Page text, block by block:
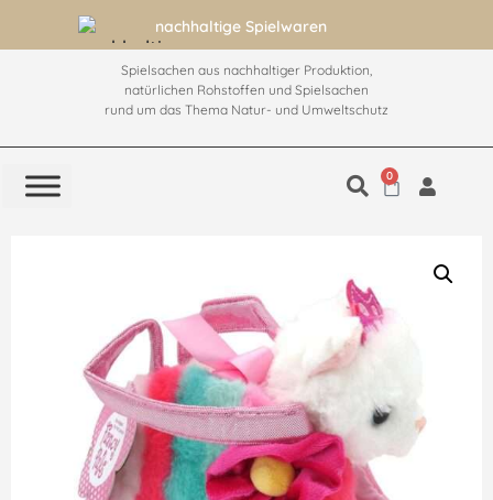
nachhaltige Spielwaren
Spielsachen aus nachhaltiger Produktion,
natürlichen Rohstoffen und Spielsachen
rund um das Thema Natur- und Umweltschutz
0